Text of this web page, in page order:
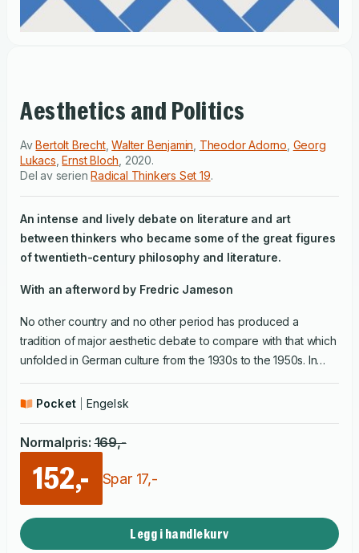
Aesthetics and Politics
AvBertolt Brecht,Walter Benjamin Theodor Adorno Georg
Lukacs ,Ernst Bloch 2020.
Del av serienRadical Thinkers Set 19.
An intense and lively debate on literature and art
between thinkers who became some of the great figures
of twentieth-century philosophy and literature.
With an afterword by Fredric Jameson
No other country and no other period has produced a
tradition of major aesthetic debate to compare with that which
unfolded in German culture from the 1930s to the 1950s. In
controversies over literature and art during these years are
collection but a continuous, interlinked debate between
thinkers who have become giants of twentieth-century
intellectual history.
Pocket Engelsk
Normalpris: 169,-
152,- Spar 17,-
Legg i handlekurv